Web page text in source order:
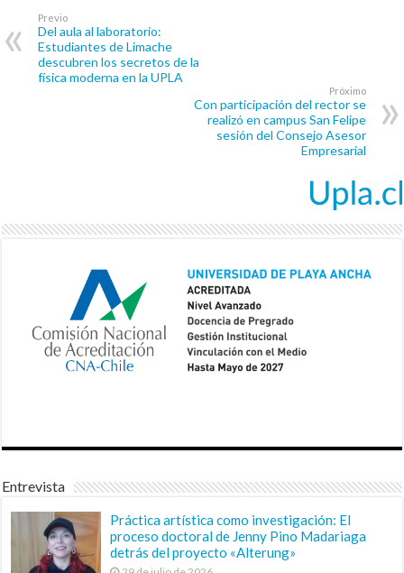
Previo
Del aula al laboratorio:
Estudiantes de Limache
descubren los secretos de la
física moderna en la UPLA
Próximo
Con participación del rector se
realizó en campus San Felipe
sesión del Consejo Asesor
Empresarial
Entrevista
Práctica artística como investigación: El
proceso doctoral de Jenny Pino Madariaga
detrás del proyecto «Alterung»